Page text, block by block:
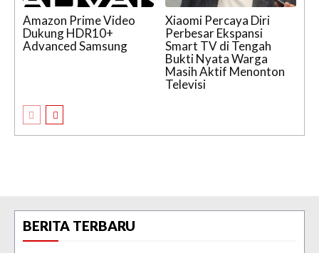
Amazon Prime Video
Dukung HDR10+
Advanced Samsung
Xiaomi Percaya Diri
Perbesar Ekspansi
Smart TV di Tengah
Bukti Nyata Warga
Masih Aktif Menonton
Televisi
BERITA TERBARU